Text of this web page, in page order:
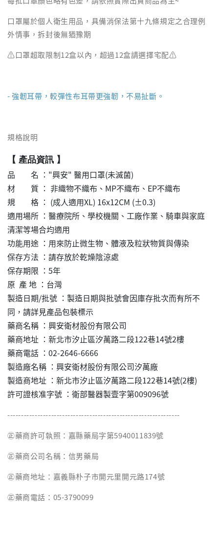
口罩屬於個人衛生用品，具備消保法第十九條規定之合理例
外情事，拆封後無猶豫期
⚠️口罩超取限制12盒以內，超過12盒請選擇宅配⚠️
- 強韌耳帶，較彈性布耳帶更強韌，不易扯斷。
規格說明
【 產品資訊 】
品 名 ："興安" 醫用口罩(未滅菌)
材 質 ： 非織物不織布、MP不織布、EP不織布
規 格 ： (成人適用XL) 16x12CM (±0.3)
適用場所 ：醫療院所、學校機關、工廠作業、騎車與家庭
清潔等場合均適用
功能用途 ：用來防止微生物、體液及粒狀物質與傳染
保存方法 ：請存放於乾燥陰涼處
保存期限 ：5年
原 產 地 ：台灣
製造日期/批號 ：製造日期與批號會因庫存批次而有所不
同，請詳見產品包裝標示
藥商名稱 ：興安衛材股份有限公司
藥商地址 ：新北市汐止區汐萬路二段122巷14號2樓
藥商電話 ：02-2646-6666
製造廠名稱 ：興安衛材股份有限公司汐萬廠
製造商地址 ：新北市汐止區汐萬路二段122巷14號(2樓)
許可證核准字號 ：衛部醫器製壹字第009096號
---------------------------------------------------------------
㊣藥商許可執照：嘉縣藥局字第5940011839號
㊣藥商公司名稱：信男藥局
㊣藥商地址：嘉義縣朴子市開元里開元路174號
㊣藥商電話：05-3790099